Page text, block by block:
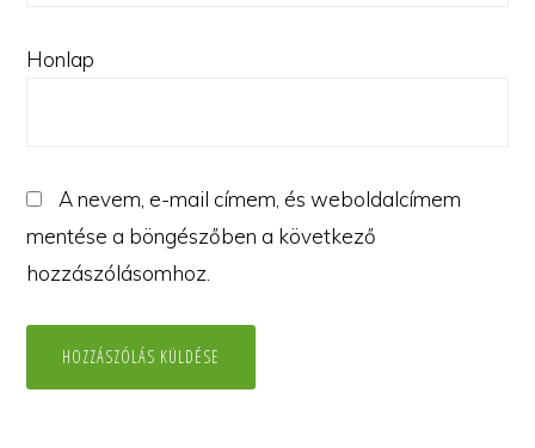
Honlap
A nevem, e-mail címem, és weboldalcímem
mentése a böngészőben a következő
hozzászólásomhoz.